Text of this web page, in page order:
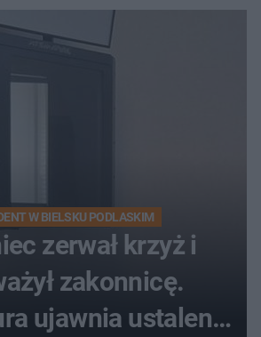
W BIELSKU PODLASKIM
zerwał krzyż i
zakonnicę.
ujawnia ustalenia